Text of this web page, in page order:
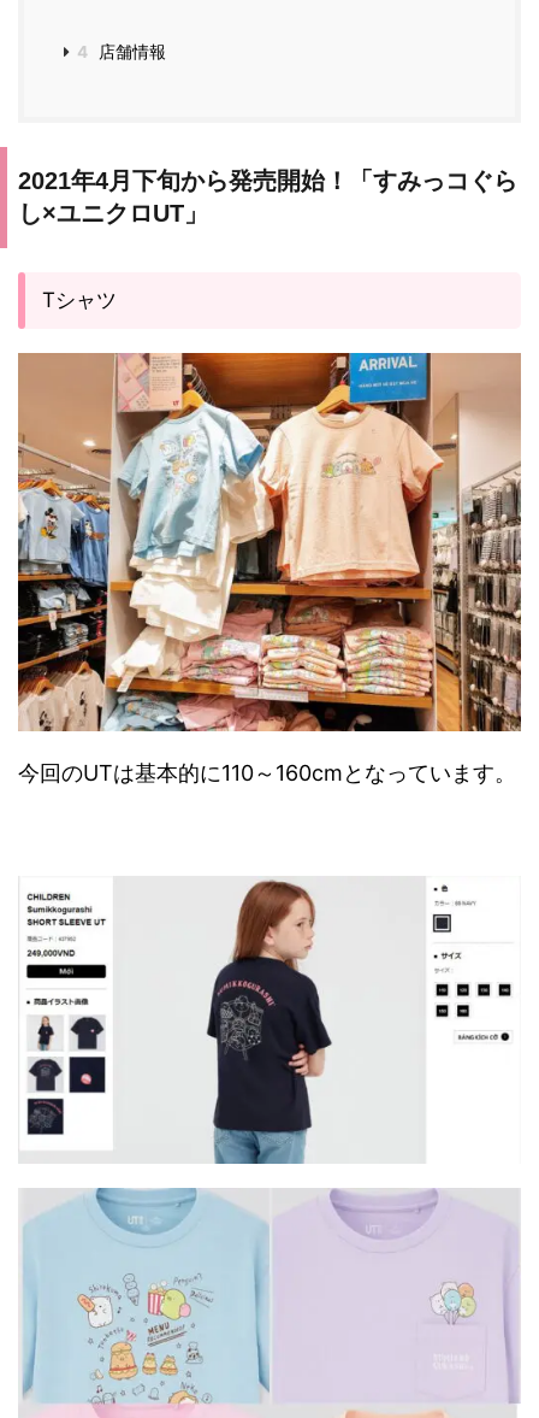
4 店舗情報
2021年4月下旬から発売開始！「すみっコぐら
し×ユニクロUT」
Tシャツ
今回のUTは基本的に110～160cmとなっています。